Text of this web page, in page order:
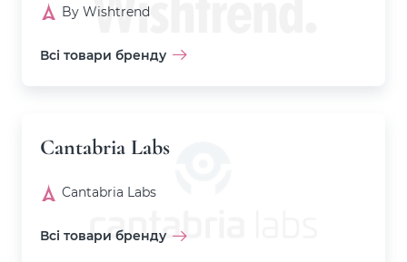
By Wishtrend
Всі товари бренду
Cantabria Labs
Cantabria Labs
Всі товари бренду